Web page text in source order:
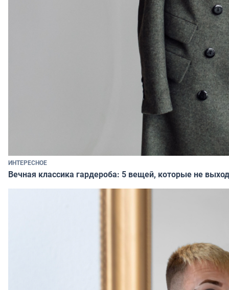
ИНТЕРЕСНОЕ
Вечная классика гардероба: 5 вещей, которые не